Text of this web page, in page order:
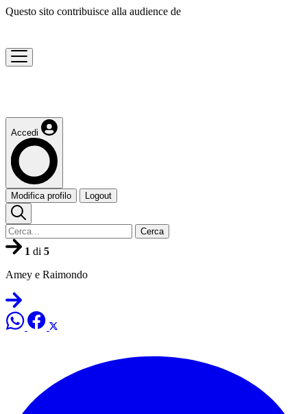
Questo sito contribuisce alla audience de
Accedi
Modifica profilo Logout
Cerca
1 di 5
Amey e Raimondo